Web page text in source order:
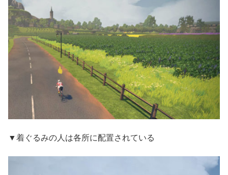
▼着ぐるみの人は各所に配置されている